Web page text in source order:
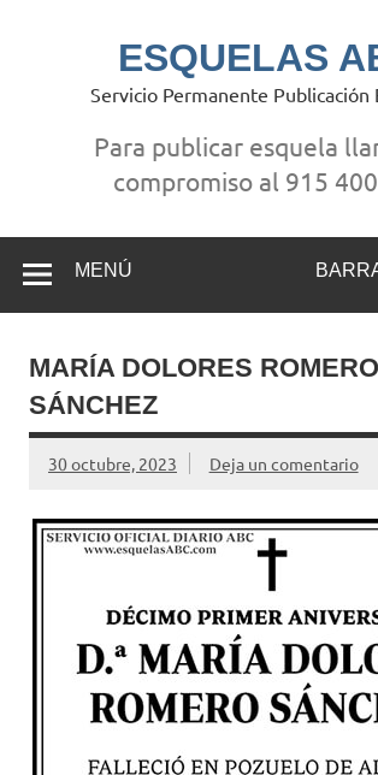
ESQUELAS
Servicio Permanente Publicación
Para publicar esquela
compromiso al 915
MENÚ
MARÍA DOLORES ROMERO
SÁNCHEZ
30 octubre, 2023 Deja un comentario